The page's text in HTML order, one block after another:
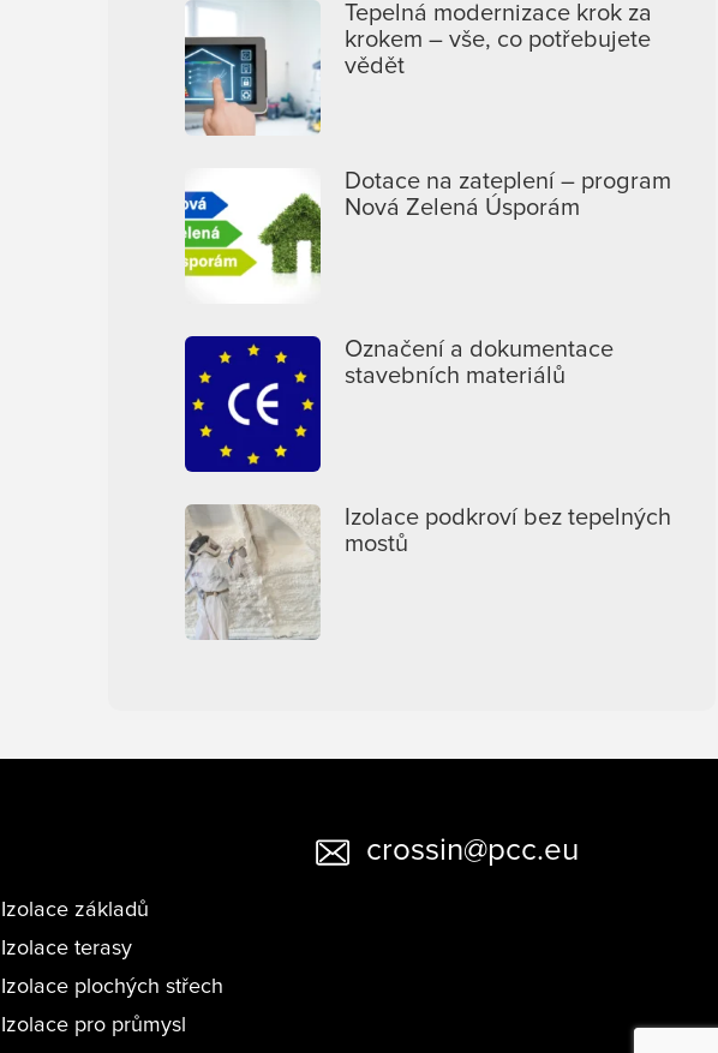
Tepelná modernizace krok za
krokem – vše, co potřebujete
vědět
Dotace na zateplení – program
Nová Zelená Úsporám
Označení a dokumentace
stavebních materiálů
Izolace podkroví bez tepelných
mostů
Izolace základů
Izolace terasy
Izolace plochých střech
Izolace pro průmysl
crossin@pcc.eu